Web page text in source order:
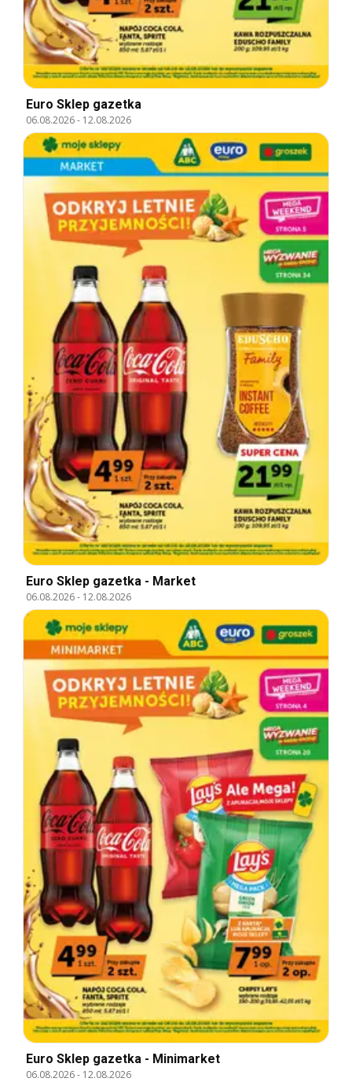
Euro Sklep gazetka
06.08.2026- 12.08.2026
Euro Sklep gazetka - Market
06.08.2026- 12.08.2026
Euro Sklep gazetka - Minimarket
06.08.2026- 12.08.2026